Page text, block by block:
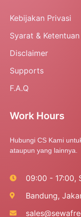
Kebijakan Privasi
Syarat & Ketentuan
Disclaimer
Supports
F.A.Q
Work Hours
Hubungi CS Kami
ataupun yang lainnya.
09:00 - 17:00,
Bandung,